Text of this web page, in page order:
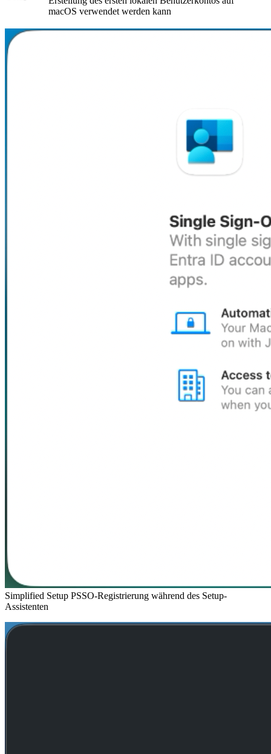
macOS verwendet werden kann
Simplified Setup PSSO-Registrierung während des Setup-
Assistenten